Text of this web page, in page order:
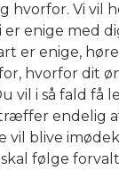
hvorfor. Vi vil
enige med
er enige,
hvorfor dit
vil i så fald få
endelig
vil blive
følge